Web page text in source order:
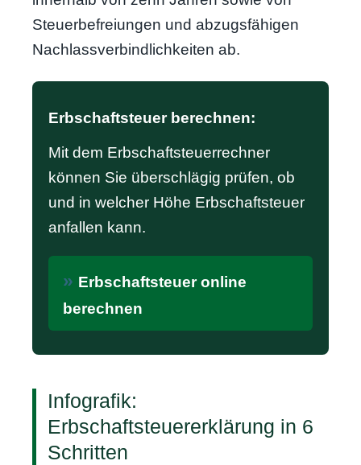
Steuerbefreiungen und abzugsfähigen
Nachlassverbindlichkeiten ab.
Erbschaftsteuer berechnen:
Mit dem Erbschaftsteuerrechner
können Sie überschlägig prüfen, ob
und in welcher Höhe Erbschaftsteuer
anfallen kann.
Erbschaftsteuer online
berechnen
Infografik:
Erbschaftsteuererklärung in 6
Schritten